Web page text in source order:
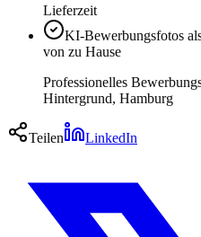
Lieferzeit
KI-Bewerbungsfotos
von zu Hause
Professionelles
Hintergrund, Hamburg
Teilen LinkedIn